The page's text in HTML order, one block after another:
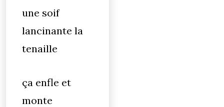
une soif
lancinante la
tenaille
ça enfle et
monte